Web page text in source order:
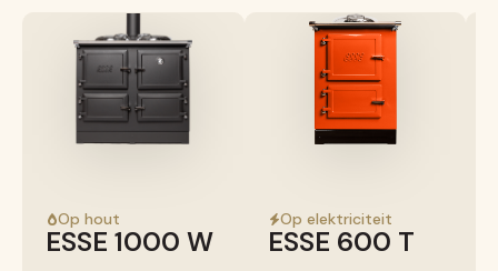
Op hout
ESSE 1000 W
Op elektriciteit
ESSE 600 T